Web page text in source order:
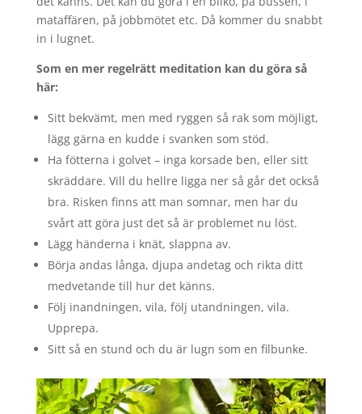
mataffären, på jobbmötet etc. Då kommer du snabbt
in i lugnet.
Som en mer regelrätt meditation kan du göra så
här:
Sitt bekvämt, men med ryggen så rak som möjligt,
lägg gärna en kudde i svanken som stöd.
Ha fötterna i golvet – inga korsade ben, eller sitt
skräddare. Vill du hellre ligga ner så går det också
bra. Risken finns att man somnar, men har du
svårt att göra just det så är problemet nu löst.
Lägg händerna i knät, slappna av.
Börja andas långa, djupa andetag och rikta ditt
medvetande till hur det känns.
Följ inandningen, vila, följ utandningen, vila.
Upprepa.
Sitt så en stund och du är lugn som en filbunke.